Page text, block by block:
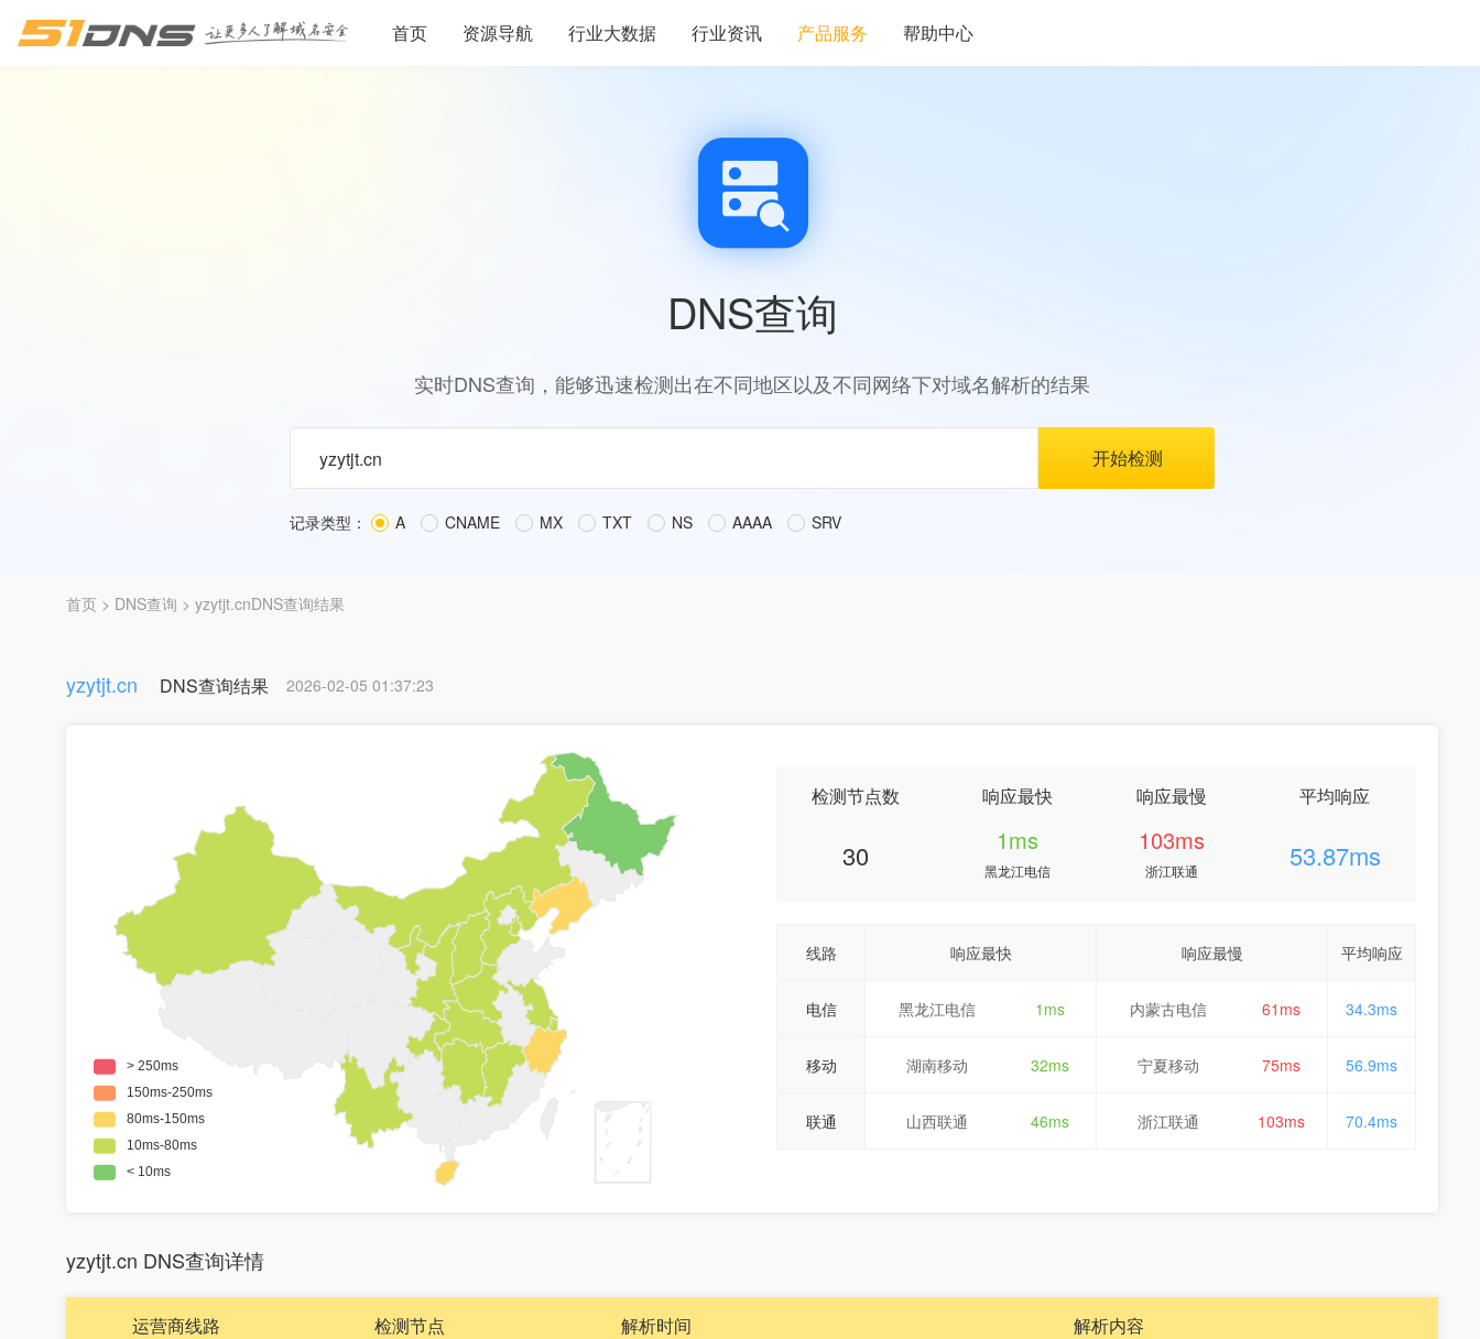
首页 资源导航 行业大数据 行业资讯 产品服务 帮助中心
DNS查询
实时DNS查询，能够迅速检测出在不同地区以及不同网络下对域名解析的结果
记录类型： A CNAME MX TXT NS AAAA SRV
首页 > DNS查询 > yzytjt.cnDNS查询结果
yzytjt.cn DNS查询结果 2026-02-05 01:37:23
检测节点数
30
响应最快
1ms
黑龙江电信
响应最慢
103ms
浙江联通
平均响应
53.87ms
线路 响应最快 响应最慢 平均响应
电信 黑龙江电信 1ms 内蒙古电信 61ms 34.3ms
移动 湖南移动 32ms 宁夏移动 75ms 56.9ms
联通 山西联通 46ms 浙江联通 103ms 70.4ms
yzytjt.cn DNS查询详情
运营商线路 检测节点 解析时间 解析内容